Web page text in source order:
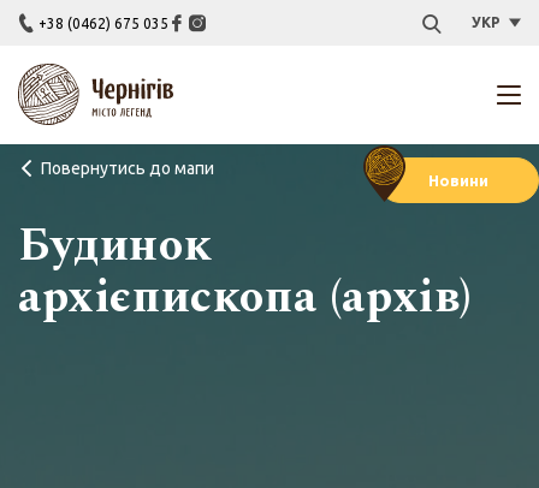
+38 (0462) 675 035 УКР
Новини
Повернутись до мапи
Будинок
архієпископа (архів)